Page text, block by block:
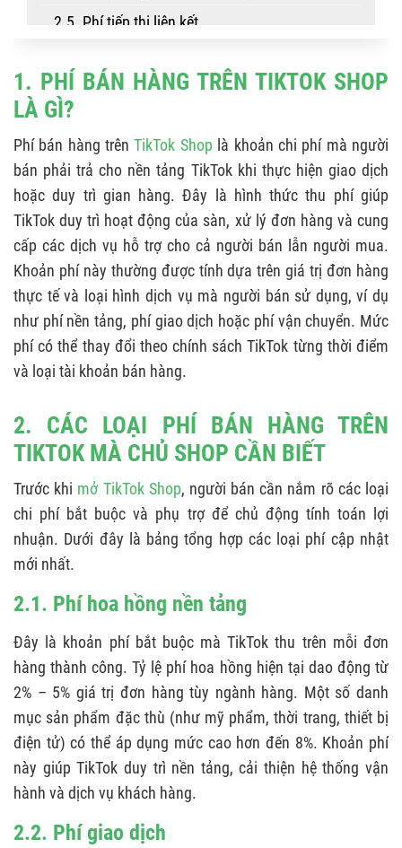
2.5. Phí tiếp thị liên kết
3. CẬP NHẬT BIỂU PHÍ TIKTOK SHOP MỚI NHẤT
2025
4. SO SÁNH MỨC PHÍ TIKTOK SHOP VỚI CÁC
SÀN TMĐT KHÁC
5. PHÍ BÁN HÀNG TĂNG ẢNH HƯỞNG GÌ ĐẾN
NGƯỜI BÁN?
6. CÁCH TỐI ƯU CHI PHÍ KHI BÁN HÀNG TIKTOK
SHOP
6.1. Tận dụng chính sách hỗ trợ phí của
TikTok
6.3. Hạn chế phí hoàn hàng và lưu kho
6.4. Kết hợp bán hàng đa kênh
1. PHÍ BÁN HÀNG TRÊN TIKTOK SHOP
LÀ GÌ?
Phí bán hàng trênTikTok Shop là khoản chi phí mà người
bán phải trả cho nền tảng TikTok khi thực hiện giao dịch
hoặc duy trì gian hàng. Đây là hình thức thu phí giúp
TikTok duy trì hoạt động của sàn, xử lý đơn hàng và cung
cấp các dịch vụ hỗ trợ cho cả người bán lẫn người mua.
Khoản phí này thường được tính dựa trên giá trị đơn hàng
thực tế và loại hình dịch vụ mà người bán sử dụng, ví dụ
như phí nền tảng, phí giao dịch hoặc phí vận chuyển. Mức
phí có thể thay đổi theo chính sách TikTok từng thời điểm
và loại tài khoản bán hàng.
2. CÁC LOẠI PHÍ BÁN HÀNG TRÊN
TIKTOK MÀ CHỦ SHOP CẦN BIẾT
Trước khi mở TikTok Shop, người bán cần nắm rõ các loại
chi phí bắt buộc và phụ trợ để chủ động tính toán lợi
nhuận. Dưới đây là bảng tổng hợp các loại phí cập nhật
mới nhất.
2.1. Phí hoa hồng nền tảng
Đây là khoản phí bắt buộc mà TikTok thu trên mỗi đơn
hàng thành công. Tỷ lệ phí hoa hồng hiện tại dao động từ
2% – 5% giá trị đơn hàng tùy ngành hàng. Một số danh
mục sản phẩm đặc thù (như mỹ phẩm, thời trang, thiết bị
điện tử) có thể áp dụng mức cao hơn đến 8%. Khoản phí
này giúp TikTok duy trì nền tảng, cải thiện hệ thống vận
hành và dịch vụ khách hàng.
2.2. Phí giao dịch